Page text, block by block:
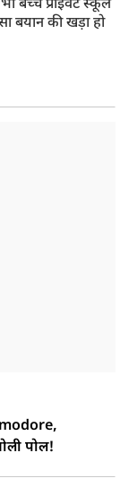
बच्चे प्राइवेट स्कूल
बयान की खड़ा हो
पोल!